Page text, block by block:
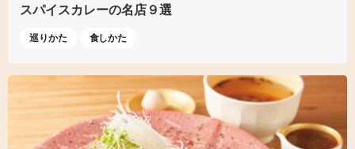
スパイスカレーの名店９選
巡りかた 食しかた